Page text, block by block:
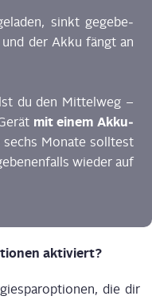
sinkt gege­be­
der Akku fängt an
du den Mit­tel­weg –
mit einem Akku­
sechs Mona­te soll­test
wie­der auf
aktiviert?
die dir